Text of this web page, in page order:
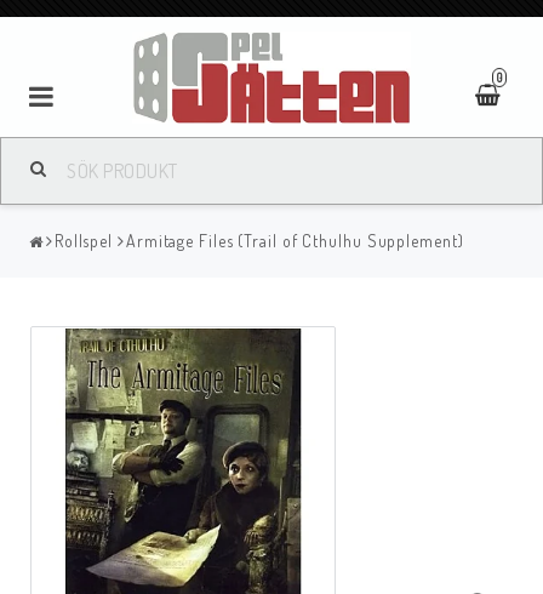
0
Rollspel Armitage Files (Trail of Cthulhu Supplement)